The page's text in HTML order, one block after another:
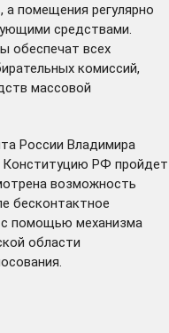
а помещения регулярно
средствами.
обеспечат всех
комиссий,
массовой
России Владимира
Конституцию РФ пройдет
возможность
бесконтактное
с помощью механизма
области